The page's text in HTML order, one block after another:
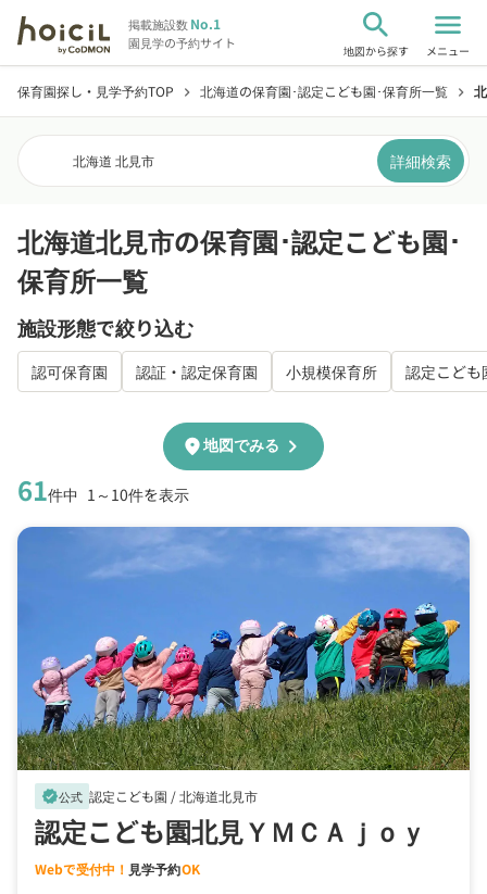
掲載施設数No.1
園見学の予約サイト
search
地図から探す
menu
メニュー
保育園探し・見学予約TOP chevron_right 北海道の保育園･認定こども園･保育所一覧 chevron_right
北海道 北見市 詳細検索
北海道北見市の保育園･認定こども園･
保育所一覧
施設形態で絞り込む
認可保育園 認証・認定保育園 小規模保育所 認定こども
61件中 1～10件を表示
location_on地図でみる chevron_right
verified公式 認定こども園 /北海道北見市
認定こども園北見ＹＭＣＡｊｏｙ
Webで受付中！ 見学予約OK